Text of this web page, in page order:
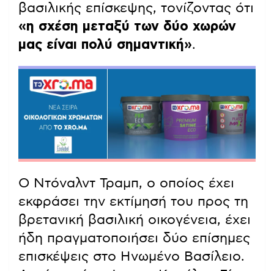
βασιλικής επίσκεψης, τονίζοντας ότι
«η σχέση μεταξύ των δύο χωρών
μας είναι πολύ σημαντική».
Ο Ντόναλντ Τραμπ, ο οποίος έχει
εκφράσει την εκτίμησή του προς τη
βρετανική βασιλική οικογένεια, έχει
ήδη πραγματοποιήσει δύο επίσημες
επισκέψεις στο Ηνωμένο Βασίλειο.